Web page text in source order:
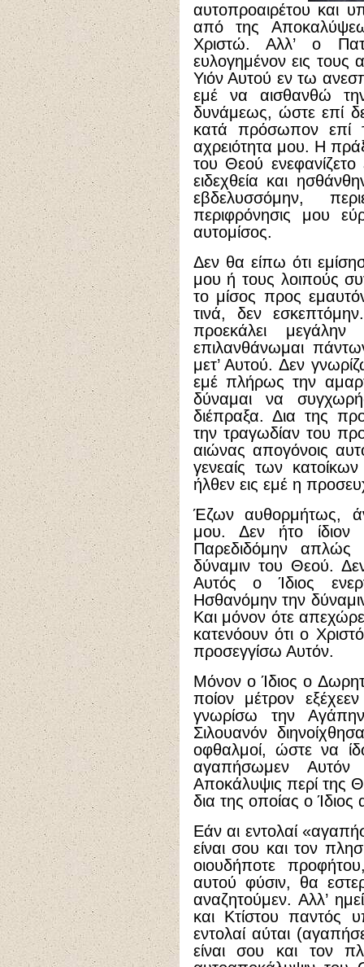
αυτοπροαιρέτου και
από της
Χριστώ. Αλλ’ ο
ευλογημένον εις τους
Υιόν Αυτού εν τω
εμέ να αισθανθώ
δυνάμεως, ώστε επί
κατά πρόσωπον επί
αχρειότητα μου. Η
του Θεού
ειδεχθεία και
εβδελυσσόμην,
περιφρόνησις μου
αυτομίσος.
Δεν θα είπω ότι
μου ή τους λοιπούς
το μίσος προς
τινά, δεν
προεκάλει
επιλανθάνωμαι
μετ’ Αυτού. Δεν
εμέ πλήρως την
δύναμαι να
διέπραξα. Δια της
την τραγωδίαν του
αιώνας απογόνοις
γενεαίς των
ήλθεν εις εμέ η
Έζων αυθορμήτως,
μου. Δεν ήτο
Παρεδιδόμην απλώς
δύναμιν του Θεού.
Αυτός ο Ίδιος
Ησθανόμην την
Και μόνον ότε
κατενόουν ότι ο
προσεγγίσω Αυτόν.
Μόνον ο Ίδιος ο
ποίον μέτρον
γνωρίσω την
Σιλουανόν
οφθαλμοί, ώστε να
αγαπήσωμεν Αυτόν
Αποκάλυψις περί της
δια της οποίας ο
Εάν αι εντολαί
είναι σου και τον
οιουδήποτε
αυτού φύσιν, θα
αναζητούμεν. Αλλ’
και Κτίστου παντός
εντολαί αύται
είναι σου και τον